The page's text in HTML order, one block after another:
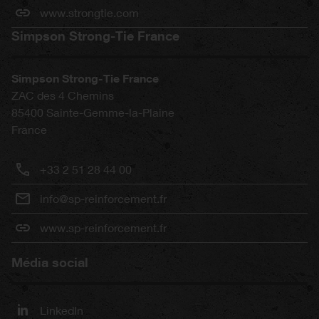
www.strongtie.com
Simpson Strong-Tie France
Simpson Strong-Tie France
ZAC des 4 Chemins
85400 Sainte-Gemme-la-Plaine
France
+33 2 51 28 44 00
info@sp-reinforcement.fr
www.sp-reinforcement.fr
Média social
LinkedIn